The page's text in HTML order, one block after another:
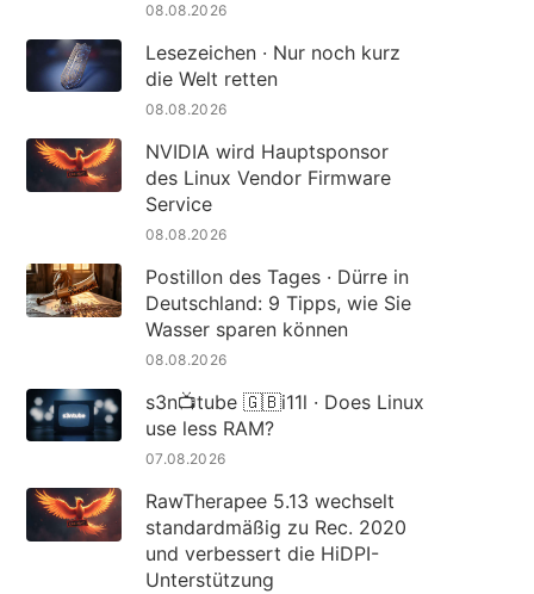
08.08.2026
Lesezeichen · Nur noch kurz
die Welt retten
08.08.2026
NVIDIA wird Hauptsponsor
des Linux Vendor Firmware
Service
08.08.2026
Postillon des Tages · Dürre in
Deutschland: 9 Tipps, wie Sie
Wasser sparen können
08.08.2026
s3n📺tube 🇬🇧i11l · Does Linux
use less RAM?
07.08.2026
RawTherapee 5.13 wechselt
standardmäßig zu Rec. 2020
und verbessert die HiDPI-
Unterstützung